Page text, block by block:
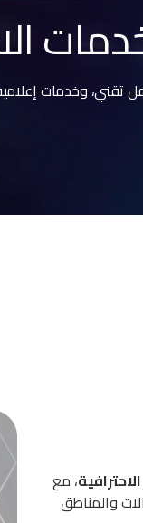
تقني، وخدمات
، مع
والمناطق